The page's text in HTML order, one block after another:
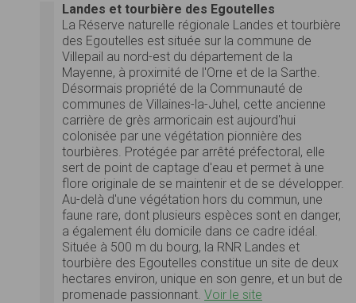
Landes et tourbière des Egoutelles
La Réserve naturelle régionale Landes et tourbière
des Egoutelles est située sur la commune de
Villepail au nord-est du département de la
Mayenne, à proximité de l'Orne et de la Sarthe.
Désormais propriété de la Communauté de
communes de Villaines-la-Juhel, cette ancienne
carrière de grès armoricain est aujourd'hui
colonisée par une végétation pionnière des
tourbières. Protégée par arrêté préfectoral, elle
sert de point de captage d'eau et permet à une
flore originale de se maintenir et de se développer.
Au-delà d'une végétation hors du commun, une
faune rare, dont plusieurs espèces sont en danger,
a également élu domicile dans ce cadre idéal.
Située à 500 m du bourg, la RNR Landes et
tourbière des Egoutelles constitue un site de deux
hectares environ, unique en son genre, et un but de
promenade passionnant. Voir le site